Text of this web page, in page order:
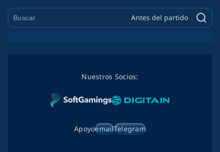
Antes del partido
Nuestros Socios:
ApoyoemailTelegram